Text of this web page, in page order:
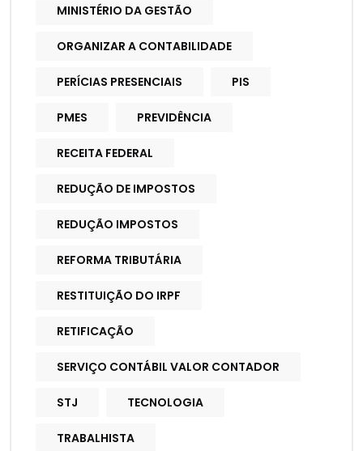
MINISTÉRIO DA GESTÃO
ORGANIZAR A CONTABILIDADE
PERÍCIAS PRESENCIAIS PIS
PMES PREVIDÊNCIA
RECEITA FEDERAL
REDUÇÃO DE IMPOSTOS
REDUÇÃO IMPOSTOS
REFORMA TRIBUTÁRIA
RESTITUIÇÃO DO IRPF
RETIFICAÇÃO
SERVIÇO CONTÁBIL VALOR CONTADOR
STJ TECNOLOGIA
TRABALHISTA